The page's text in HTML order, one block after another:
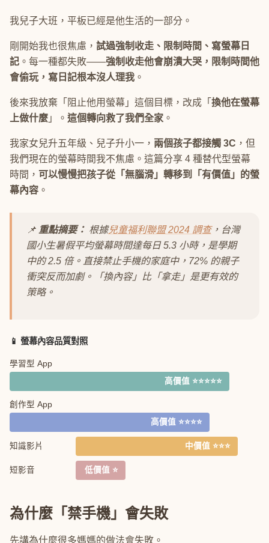
我兒子大班，平板已經是他生活的一部分。
剛開始我也很焦慮， 試過強制收走、限制時間、寫螢幕日
記 。每一種都失敗——強制收走他會崩潰大哭，限制時間他
會偷玩，寫日記根本沒人理我 。
後來我放棄「阻止他用螢幕」這個目標，改成「 換他在螢幕
上做什麼 」。 這個轉向救了我們全家 。
我家女兒升五年級、兒子升小一， 兩個孩子都接觸 3C ，但
我們現在的螢幕時間我不焦慮。這篇分享 4 種替代型螢幕
時間， 可以慢慢把孩子從「無腦滑」轉移到「有價值」的螢
幕內容 。
📌 重點摘要： 根據兒童福利聯盟 2024 調查，台灣
國小生暑假平均螢幕時間達每日 5.3 小時，是學期
中的 2.5 倍。直接禁止手機的家庭中，72% 的親子
衝突反而加劇。「換內容」比「拿走」是更有效的
策略。
📱 螢幕內容品質對照
學習型 App
高價值 ⭐⭐⭐⭐⭐
創作型 App
高價值 ⭐⭐⭐⭐
知識影片 中價值 ⭐⭐⭐
短影音 低價值 ⭐
為什麼「禁手機」會失敗
先講為什麼很多媽媽的做法會失敗。